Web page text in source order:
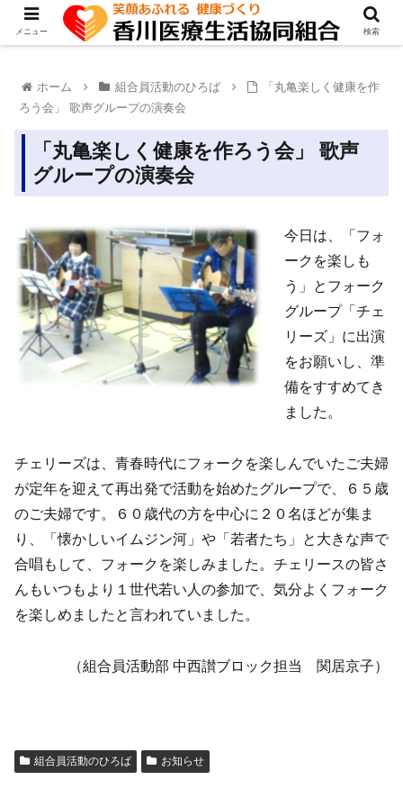
ホーム 組合員活動のひろば
「丸亀楽しく健康を作
ろう会」 歌声グループの演奏会
「丸亀楽しく健康を作ろう会」 歌声
グループの演奏会
今日は、「フォ
ークを楽しも
う」とフォーク
グループ「チェ
リーズ」に出演
をお願いし、準
備をすすめてき
ました。
チェリーズは、青春時代にフォークを楽しんでいたご夫婦
が定年を迎えて再出発で活動を始めたグループで、６５歳
のご夫婦です。６０歳代の方を中心に２０名ほどが集ま
り、「懐かしいイムジン河」や「若者たち」と大きな声で
合唱もして、フォークを楽しみました。チェリースの皆さ
んもいつもより１世代若い人の参加で、気分よくフォーク
を楽しめましたと言われていました。
（組合員活動部 中西讃ブロック担当 関居京子）
組合員活動のひろば お知らせ
メニュー 検索